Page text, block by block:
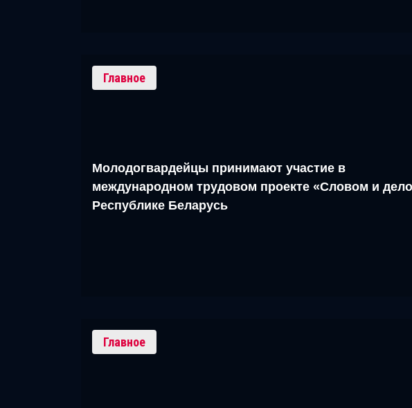
Главное
Молодогвардейцы принимают участие в
международном трудовом проекте «Словом и
Республике Беларусь
Главное